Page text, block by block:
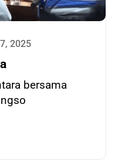
2025
bersama